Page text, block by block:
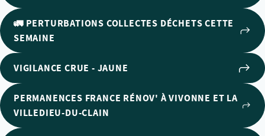
🚛 PERTURBATIONS COLLECTES DÉCHETS CETTE
SEMAINE
VIGILANCE CRUE - JAUNE
PERMANENCES FRANCE RÉNOV' À VIVONNE ET LA
VILLEDIEU-DU-CLAIN